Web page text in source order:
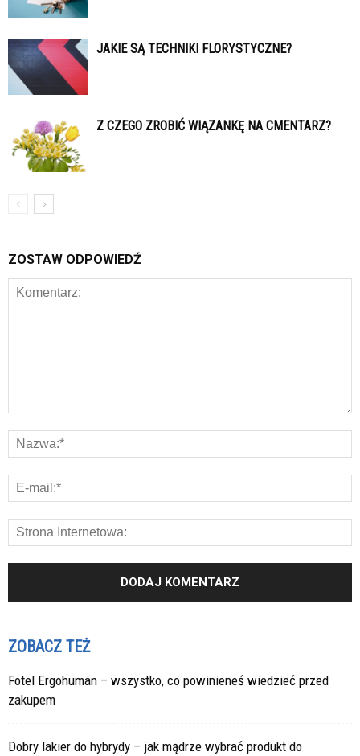
JAKIE SĄ TECHNIKI FLORYSTYCZNE?
Z CZEGO ZROBIĆ WIĄZANKĘ NA CMENTARZ?
ZOSTAW ODPOWIEDŹ
ZOBACZ TEŻ
Fotel Ergohuman – wszystko, co powinieneś wiedzieć przed
zakupem
Dobry lakier do hybrydy – jak mądrze wybrać produkt do